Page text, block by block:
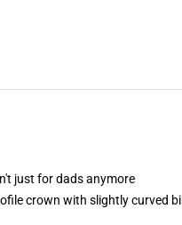
just for dads anymore
crown with slightly curved bill